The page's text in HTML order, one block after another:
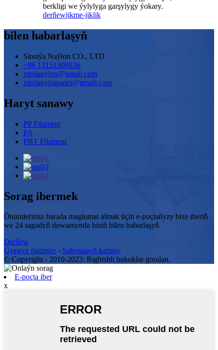
berkligi we ýylylyga garşylygy ýokary.
derňewjikme-jiklik
bilen habarlaşyň
Sinsiýa Naýlon CO., LTD
+86 13151306936
xinjianylon@gmail.com
xinjianylonsales@gmail.com
Haryt sanawy
PP Filament
PA
PBT Filament
Sorag ibermek
Önümlerimiz barada maglumat almak üçin e-poçtaňyzy bize iberiň
we 24 sagadyň dowamynda biziň bilen habarlaşyň.
Derňew
Gyzgyn önümler - Sahypanyň kartasy
© Copyright - 2010-2023: Rightshli hukuklar goralan.
E-poçta iber
x